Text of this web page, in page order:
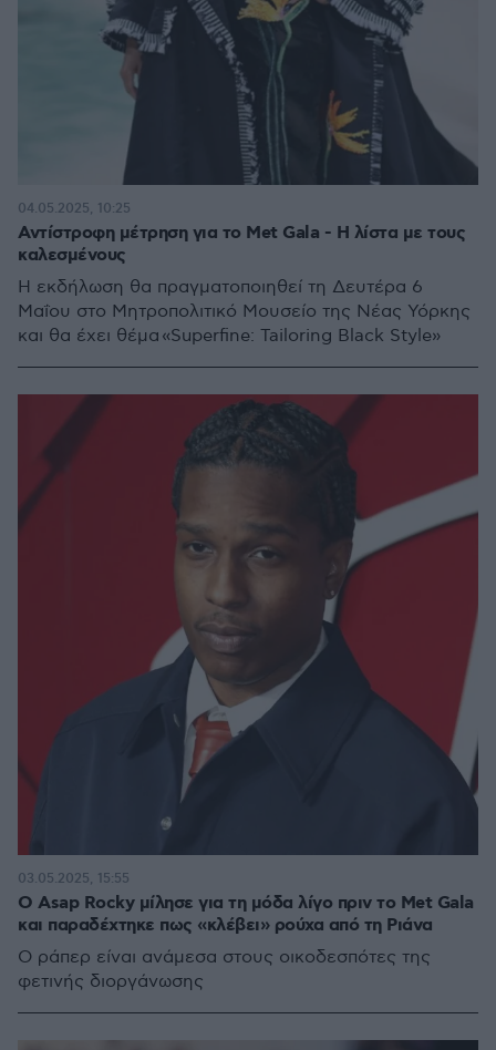
Αντίστροφη μέτρηση για το Μet Gala - Η λίστα με τους
καλεσμένους
Η εκδήλωση θα πραγματοποιηθεί τη Δευτέρα 6
Μαΐου στο Μητροπολιτικό Μουσείο της Νέας Υόρκης
και θα έχει θέμα «Superfine: Tailoring Black Style»
04.05.2025, 10:25
O Asap Rocky μίλησε για τη μόδα λίγο πριν το Met Gala
και παραδέχτηκε πως «κλέβει» ρούχα από τη Ριάνα
Ο ράπερ είναι ανάμεσα στους οικοδεσπότες της
φετινής διοργάνωσης
03.05.2025, 15:55